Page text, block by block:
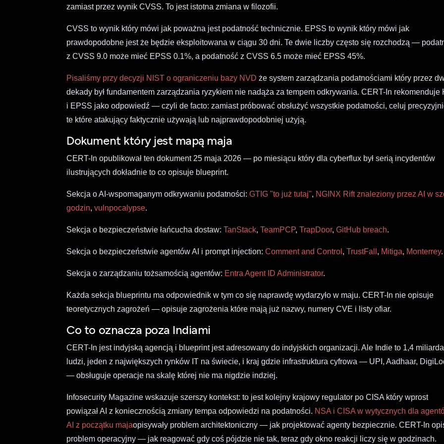
zamiast przez wynik CVSS. To jest istotna zmiana w filozofii.
CVSS to wynik który mówi jak poważna jest podatność technicznie. EPSS to wynik który mówi jak
prawdopodobne jest że będzie eksploitowana w ciągu 30 dni. Te dwie liczby często się rozchodzą —
z CVSS 9.0 może mieć EPSS 0.1%, a podatność z CVSS 6.5 może mieć EPSS 45%.
Pisaliśmy przy decyzji NIST o ograniczeniu bazy NVD że system zarządzania podatnościami który przez
dekady był fundamentem zarządzania ryzykiem nie nadąża za tempem odkrywania. CERT-In rekomenduje
i EPSS jako odpowiedź — czyli de facto: zamiast próbować obsłużyć wszystkie podatności, celuj
te które atakujący faktycznie używają lub najprawdopodobniej użyją.
Dokument który jest mapą maja
CERT-In opublikował ten dokument 25 maja 2026 — po miesiącu który dla cyberflux był serią incydentów
ilustrujących dokładnie to co opisuje blueprint.
Sekcja o AI-wspomaganym odkrywaniu podatności:GTIG "to już tutaj", NGINX Rift znaleziony przez AI w
godzin,vulnpocalypse.
Sekcja o bezpieczeństwie łańcucha dostaw:TanStack,TeamPCP,TrapDoor,GitHub breach.
Sekcja o bezpieczeństwie agentów AI i prompt injection:Comment and Control ,TrustFall , Mitiga, Monterrey.
Sekcja o zarządzaniu tożsamością agentów: Entra Agent ID Administrator.
Każda sekcja blueprintu ma odpowiednik w tym co się naprawdę wydarzyło w maju. CERT-In nie opisuje
teoretycznych zagrożeń — opisuje zagrożenia które mają już nazwy, numery CVE i listy ofiar.
Co to oznacza poza Indiami
CERT-In jest indyjską agencją i blueprint jest adresowany do indyjskich organizacji. Ale Indie to 1,4 miliarda
ludzi, jeden z największych rynków IT na świecie, i kraj gdzie infrastruktura cyfrowa — UPI, Aadhaar,
— obsługuje operacje na skalę której nie ma nigdzie indziej.
Infosecurity Magazine wskazuje szerszy kontekst: to jest kolejny krajowy regulator po CISA który wprost
powiązał AI z koniecznością zmiany tempa odpowiedzi na podatności. NSA i CISA w wytycznych dla
AI z początku majaopisywały problem architektoniczny — jak projektować agenty bezpiecznie. CERT-In
problem operacyjny — jak reagować gdy coś pójdzie nie tak, teraz gdy okno reakcji liczy się w godzinach.